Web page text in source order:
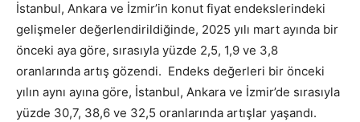
İstanbul, Ankara ve İzmir’in konut fiyat endekslerindeki
gelişmeler değerlendirildiğinde, 2025 yılı mart ayında bir
önceki aya göre, sırasıyla yüzde 2,5, 1,9 ve 3,8
oranlarında artış gözendi. Endeks değerleri bir önceki
yılın aynı ayına göre, İstanbul, Ankara ve İzmir’de sırasıyla
yüzde 30,7, 38,6 ve 32,5 oranlarında artışlar yaşandı.